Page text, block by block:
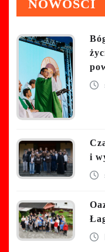
NOWOŚCI
i